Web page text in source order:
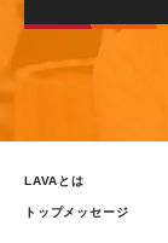
エントリー
LAVAとは
トップメッセージ